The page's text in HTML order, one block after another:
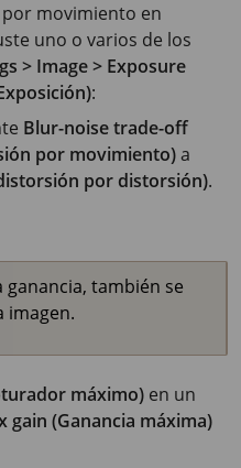
movimiento en
uno o varios de los
> Image > Exposure
:
Blur-noise trade-off
por movimiento)a
por distorsión).
también se
imagen.
máximo) en un
gain (Ganancia máxima)